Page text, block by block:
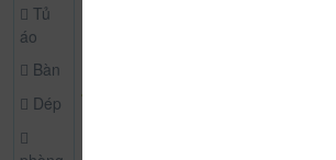
Tủ
áo
Bàn
Dép
1.170.000